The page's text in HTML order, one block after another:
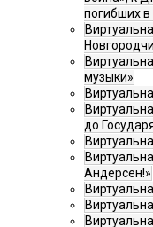
погибших
музыки»
до
Андерсен!»